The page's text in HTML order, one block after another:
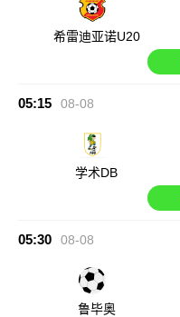
希雷迪亚诺U20
05:15 08-08
学术DB
05:30 08-08
鲁毕奥